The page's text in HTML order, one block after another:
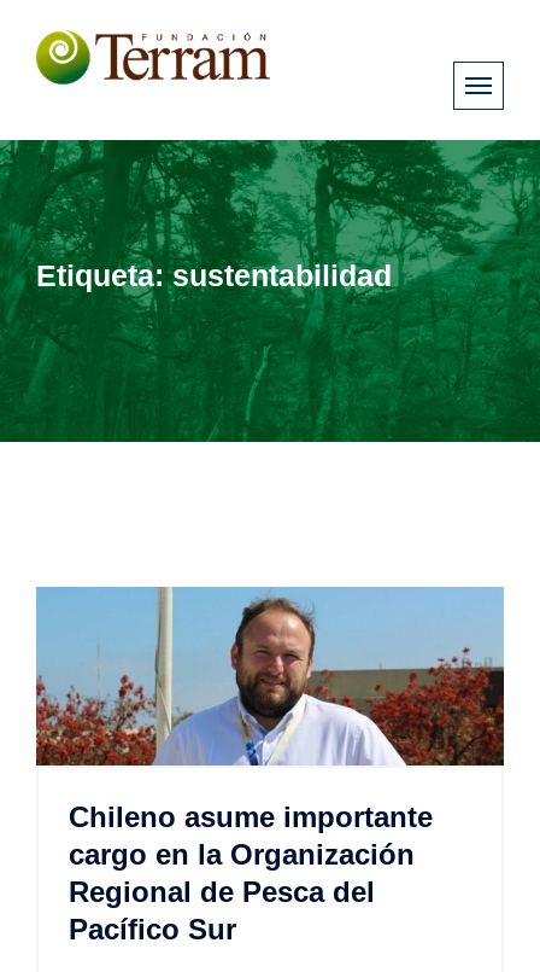
Etiqueta:sustentabilidad
Chileno asume importante
cargo en la Organización
Regional de Pesca del
Pacífico Sur